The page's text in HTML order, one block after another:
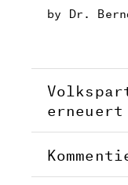
by Dr.
erneuert